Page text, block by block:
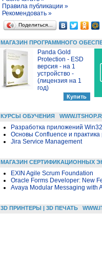
Правила публикации »
Рекомендовать »
Поделиться…
МАГАЗИН ПРОГРАММНОГО
Panda Gold
Protection - ESD
версия - на 1
устройство -
(лицензия на 1
год)
КУРСЫ ОБУЧЕНИЯ
Разработка приложений
Основы Confluence и
Jira Service Management
МАГАЗИН СЕРТИФИКАЦИОННЫХ
EXIN Agile Scrum Foundation
Oracle Forms Developer: New
Avaya Modular Messaging with
3D ПРИНТЕРЫ | 3D ПЕЧАТЬ